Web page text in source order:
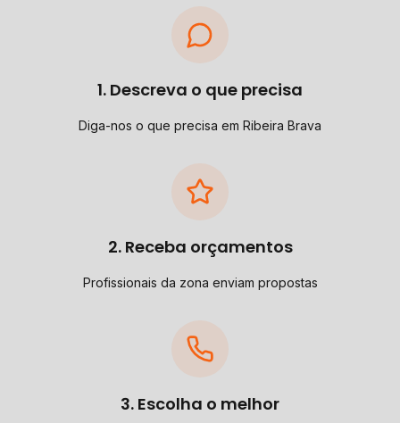
1. Descreva o que precisa
Diga-nos o que precisa em Ribeira Brava
2. Receba orçamentos
Profissionais da zona enviam propostas
3. Escolha o melhor